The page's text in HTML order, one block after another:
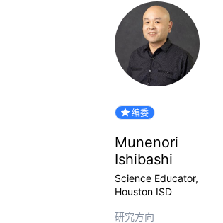
编委
Munenori
Ishibashi
Science Educator,
Houston ISD
研究方向